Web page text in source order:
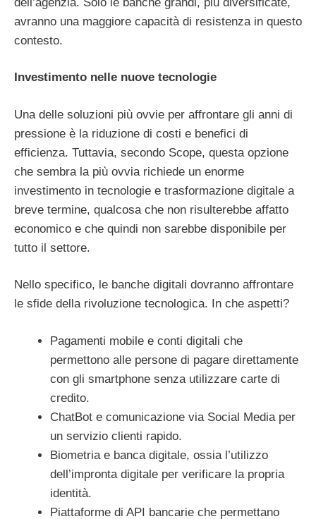
avranno una maggiore capacità di resistenza in questo
contesto.
Investimento nelle nuove tecnologie
Una delle soluzioni più ovvie per affrontare gli anni di
pressione è la riduzione di costi e benefici di
efficienza. Tuttavia, secondo Scope, questa opzione
che sembra la più ovvia richiede un enorme
investimento in tecnologie e trasformazione digitale a
breve termine, qualcosa che non risulterebbe affatto
economico e che quindi non sarebbe disponibile per
tutto il settore.
Nello specifico, le banche digitali dovranno affrontare
le sfide della rivoluzione tecnologica. In che aspetti?
Pagamenti mobile e conti digitali che
permettono alle persone di pagare direttamente
con gli smartphone senza utilizzare carte di
credito.
ChatBot e comunicazione via Social Media per
un servizio clienti rapido.
Biometria e banca digitale, ossia l’utilizzo
dell’impronta digitale per verificare la propria
identità.
Piattaforme di API bancarie che permettano